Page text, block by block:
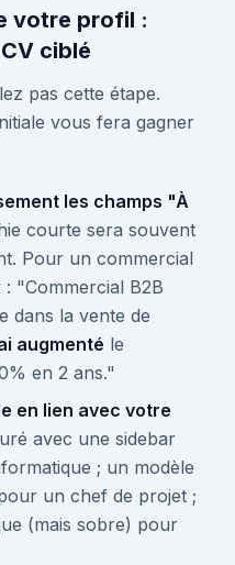
votre profil :
ciblé
pas cette étape.
vous fera gagner
les champs "À
courte sera souvent
Pour un commercial
"Commercial B2B
dans la vente de
augmenté le
en 2 ans."
en lien avec votre
avec une sidebar
; un modèle
un chef de projet ;
(mais sobre) pour